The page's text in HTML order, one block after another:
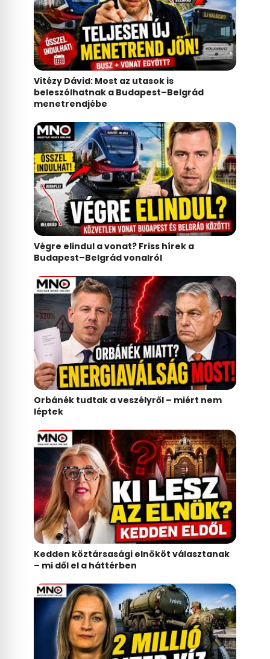
Vitézy Dávid: Most az utasok is
beleszólhatnak a Budapest–Belgrád
menetrendjébe
Végre elindul a vonat? Friss hírek a
Budapest–Belgrád vonalról
Orbánék tudtak a veszélyről – miért nem
léptek
Kedden köztársasági elnököt választanak
– mi dől el a háttérben